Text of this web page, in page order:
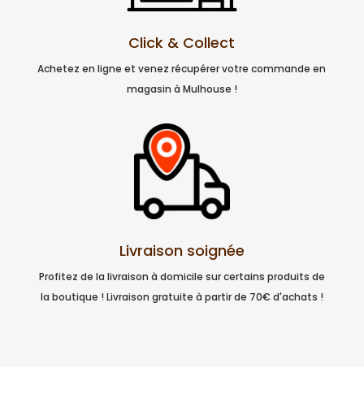
Click & Collect
Achetez en ligne et venez récupérer votre commande en
magasin à Mulhouse !
Livraison soignée
Profitez de la livraison à domicile sur certains produits de
la boutique ! Livraison gratuite à partir de 70€ d'achats !